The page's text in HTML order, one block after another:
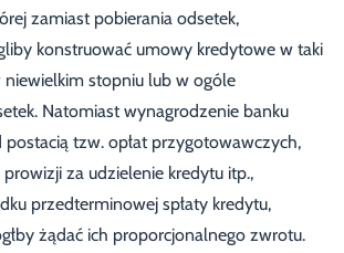
zamiast pobierania odsetek,
konstruować umowy kredytowe w taki
stopniu lub w ogóle
Natomiast wynagrodzenie banku
postacią tzw. opłat przygotowawczych,
za udzielenie kredytu itp.,
przedterminowej spłaty kredytu,
żądać ich proporcjonalnego zwrotu.